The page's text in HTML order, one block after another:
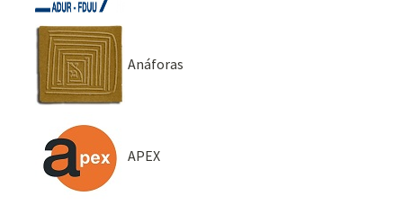
Anáforas
APEX